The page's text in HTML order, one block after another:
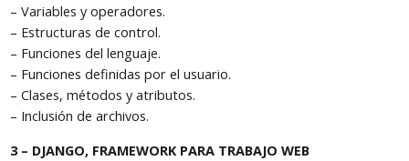
– Variables y operadores.
– Estructuras de control.
– Funciones del lenguaje.
– Funciones definidas por el usuario.
– Clases, métodos y atributos.
– Inclusión de archivos.
3 – DJANGO, FRAMEWORK PARA TRABAJO WEB